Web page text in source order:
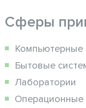
Сферы
Компьютерные
Бытовые
Лаборатории
Операционные